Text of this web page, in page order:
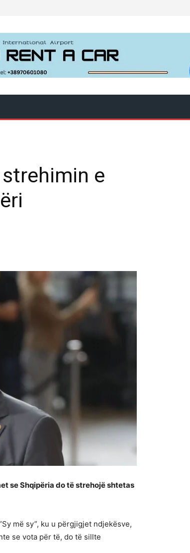
e
se Shqipëria do të strehojë shtetas
më sy”, ku u përgjigjet ndjekësve,
se vota për të, do të sillte